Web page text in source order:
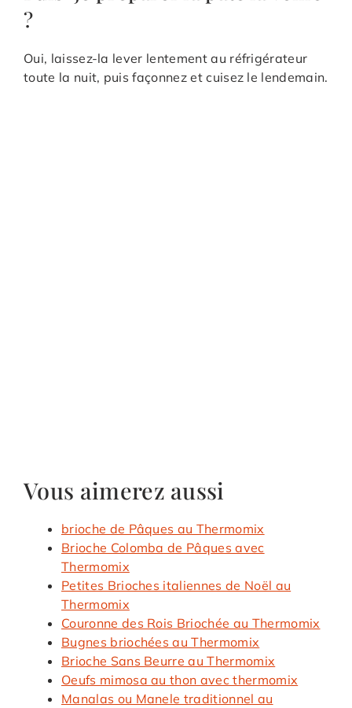
?
Oui, laissez-la lever lentement au réfrigérateur
toute la nuit, puis façonnez et cuisez le lendemain.
Vous aimerez aussi
brioche de Pâques au Thermomix
Brioche Colomba de Pâques avec
Thermomix
Petites Brioches italiennes de Noël au
Thermomix
Couronne des Rois Briochée au Thermomix
Bugnes briochées au Thermomix
Brioche Sans Beurre au Thermomix
Oeufs mimosa au thon avec thermomix
Manalas ou Manele traditionnel au